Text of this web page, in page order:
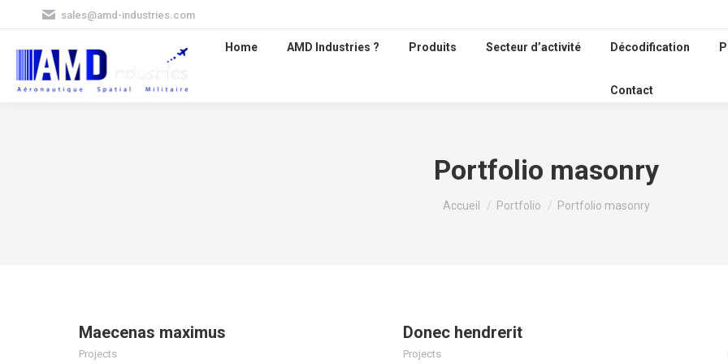
sales@amd-industries.com
Home AMD Industries ? Produits Secteur d’activité Décodification
Contact
Portfolio masonry
Vous êtes ici :
Accueil Portfolio Portfolio masonry
Maecenas maximus
Projects
Donec hendrerit
Projects